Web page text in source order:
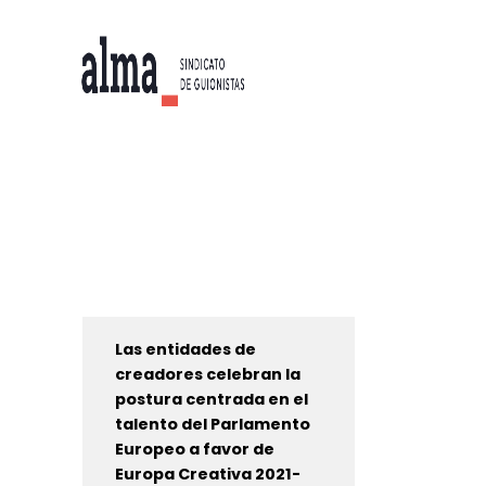
Las entidades de
creadores celebran la
postura centrada en el
talento del Parlamento
Europeo a favor de
Europa Creativa 2021-